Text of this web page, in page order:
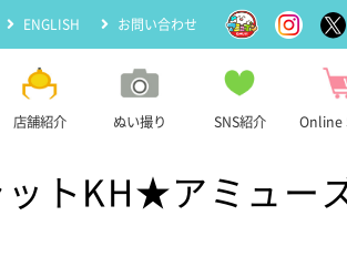
ENGLISH お問い合わせ
店舗紹介 ぬい撮り SNS紹介 Online
トKH★アミュー